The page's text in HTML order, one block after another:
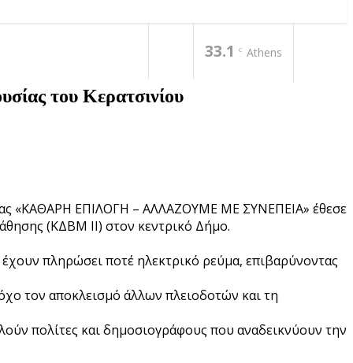
33.1 C Athens
του Κερατσινίου
«ΚΑΘΑΡΗ ΕΠΙΛΟΓΗ – ΑΛΛΑΖΟΥΜΕ ΜΕ ΣΥΝΕΠΕΙΑ» έθεσε
(ΚΔΒΜ ΙΙ) στον κεντρικό Δήμο.
πληρώσει ποτέ ηλεκτρικό ρεύμα, επιβαρύνοντας
τον αποκλεισμό άλλων πλειοδοτών και τη
πολίτες και δημοσιογράφους που αναδεικνύουν την